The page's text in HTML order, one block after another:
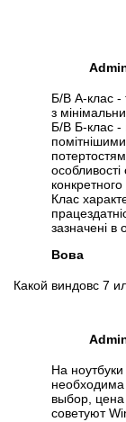
Б/В А-клас -
з
Б/В Б-клас -
конкретного
Клас
зазначені в
Вова
Какой виндовс 7
На
выбор,
советуют